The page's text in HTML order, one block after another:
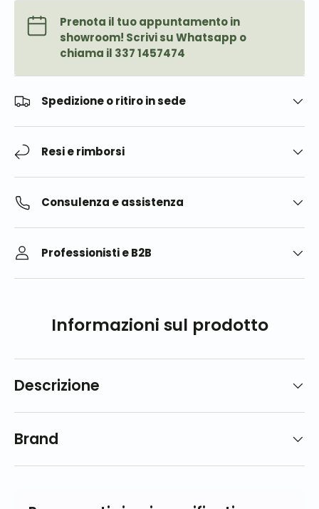
Prenota il tuo appuntamento in
showroom! Scrivi su Whatsapp o
chiama il 337 1457474
Spedizione o ritiro in sede
Resi e rimborsi
Consulenza e assistenza
Professionisti e B2B
Informazioni sul prodotto
Descrizione
Brand